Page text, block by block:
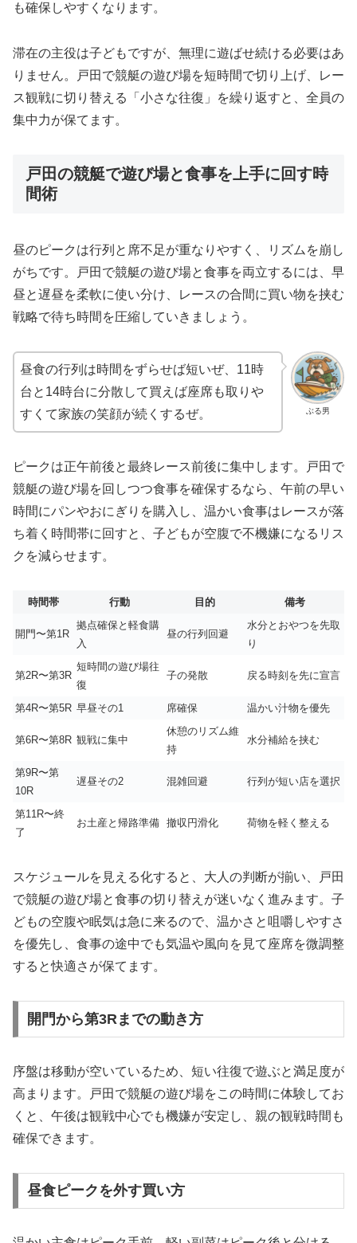
も確保しやすくなります。
滞在の主役は子どもですが、無理に遊ばせ続ける必要はあ
りません。戸田で競艇の遊び場を短時間で切り上げ、レー
ス観戦に切り替える「小さな往復」を繰り返すと、全員の
集中力が保てます。
戸田の競艇で遊び場と食事を上手に回す時
間術
昼のピークは行列と席不足が重なりやすく、リズムを崩し
がちです。戸田で競艇の遊び場と食事を両立するには、早
昼と遅昼を柔軟に使い分け、レースの合間に買い物を挟む
戦略で待ち時間を圧縮していきましょう。
ぶる男
昼食の行列は時間をずらせば短いぜ、11時
台と14時台に分散して買えば座席も取りや
すくて家族の笑顔が続くするぜ。
ピークは正午前後と最終レース前後に集中します。戸田で
競艇の遊び場を回しつつ食事を確保するなら、午前の早い
時間にパンやおにぎりを購入し、温かい食事はレースが落
ち着く時間帯に回すと、子どもが空腹で不機嫌になるリス
クを減らせます。
時間帯 行動 目的 備考
開門〜第1R
拠点確保と軽食購
入
昼の行列回避
水分とおやつを先取
り
第2R〜第3R
短時間の遊び場往
復
子の発散 戻る時刻を先に宣言
第4R〜第5R 早昼その1 席確保 温かい汁物を優先
第6R〜第8R 観戦に集中
休憩のリズム維
持
水分補給を挟む
第9R〜第
10R
遅昼その2 混雑回避 行列が短い店を選択
第11R〜終
了
お土産と帰路準備 撤収円滑化 荷物を軽く整える
スケジュールを見える化すると、大人の判断が揃い、戸田
で競艇の遊び場と食事の切り替えが迷いなく進みます。子
どもの空腹や眠気は急に来るので、温かさと咀嚼しやすさ
を優先し、食事の途中でも気温や風向を見て座席を微調整
すると快適さが保てます。
開門から第3Rまでの動き方
序盤は移動が空いているため、短い往復で遊ぶと満足度が
高まります。戸田で競艇の遊び場をこの時間に体験してお
くと、午後は観戦中心でも機嫌が安定し、親の観戦時間も
確保できます。
昼食ピークを外す買い方